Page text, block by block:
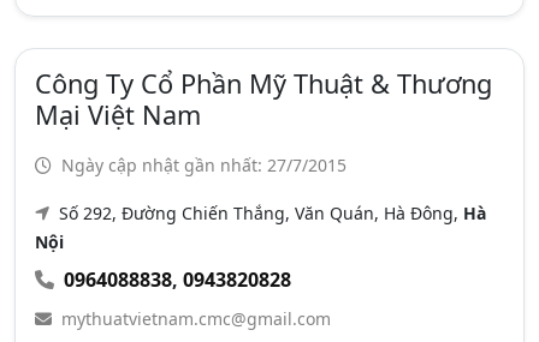
Công Ty Cổ Phần Mỹ Thuật & Thương
Mại Việt Nam
Ngày cập nhật gần nhất: 27/7/2015
Số 292, Đường Chiến Thắng, Văn Quán, Hà Đông, Hà
Nội
0964088838, 0943820828
mythuatvietnam.cmc@gmail.com